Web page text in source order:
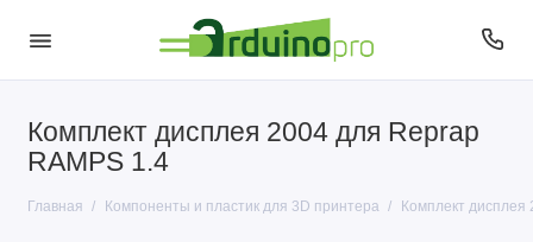
Комплект дисплея 2004 для Reprap
RAMPS 1.4
Главная Компоненты и пластик для 3D принтера Комплект дисплея
Пластик для 3D печати